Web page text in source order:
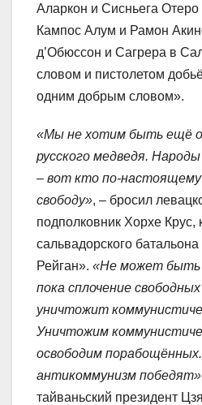
Аларкон и Сисньега Отеро
Кампос Алум и Рамон
д’Обюссон и Сагрера в
словом и пистолетом
одним добрым словом».
«Мы не хотим быть ещё
русского медведя.
– вот кто по-настоящему
свободу», – бросил
подполковник Хорхе Крус,
сальвадорского
Рейган». «Не может быть
пока сплочение
уничтожит
Уничтожим
освободим
антикоммунизм победят»
тайваньский президент